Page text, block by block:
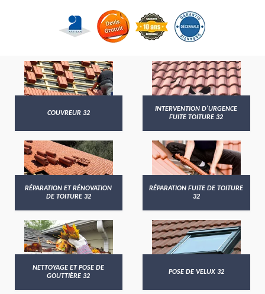
COUVREUR 32
INTERVENTION D'URGENCE
FUITE TOITURE 32
RÉPARATION ET RÉNOVATION
DE TOITURE 32
RÉPARATION FUITE DE TOITURE
32
NETTOYAGE ET POSE DE
GOUTTIÈRE 32
POSE DE VELUX 32